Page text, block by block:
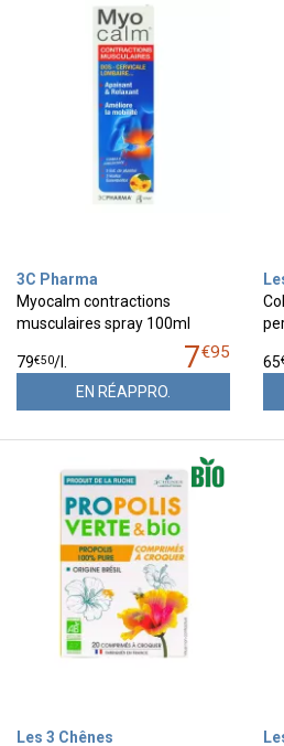
3C Pharma
Myocalm contractions
musculaires spray 100ml
7€95
79€50/
EN RÉAPPRO.
65
Les 3 Chênes